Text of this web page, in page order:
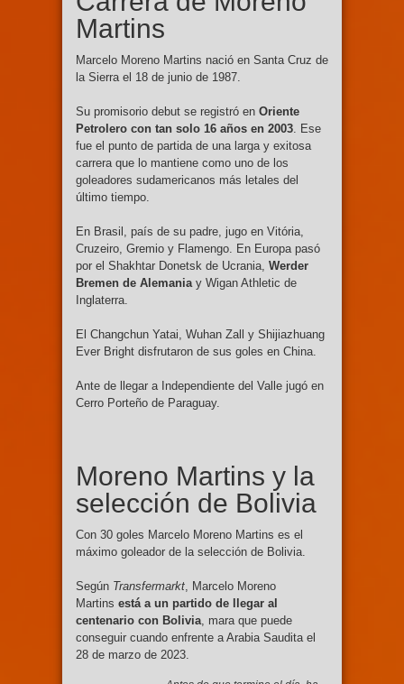
Martins
Marcelo Moreno Martins nació en Santa Cruz de
la Sierra el 18 de junio de 1987.
Su promisorio debut se registró en Oriente
Petrolero con tan solo 16 años en 2003 . Ese
fue el punto de partida de una larga y exitosa
carrera que lo mantiene como uno de los
goleadores sudamericanos más letales del
último tiempo.
En Brasil, país de su padre, jugo en Vitória,
Cruzeiro, Gremio y Flamengo. En Europa pasó
por el Shakhtar Donetsk de Ucrania, Werder
Bremen de Alemania y Wigan Athletic de
Inglaterra.
El Changchun Yatai, Wuhan Zall y Shijiazhuang
Ever Bright disfrutaron de sus goles en China.
Ante de llegar a Independiente del Valle jugó en
Cerro Porteño de Paraguay.
Moreno Martins y la
selección de Bolivia
Con 30 goles Marcelo Moreno Martins es el
máximo goleador de la selección de Bolivia.
Según Transfermarkt , Marcelo Moreno
Martins está a un partido de llegar al
centenario con Bolivia , mara que puede
conseguir cuando enfrente a Arabia Saudita el
28 de marzo de 2023.